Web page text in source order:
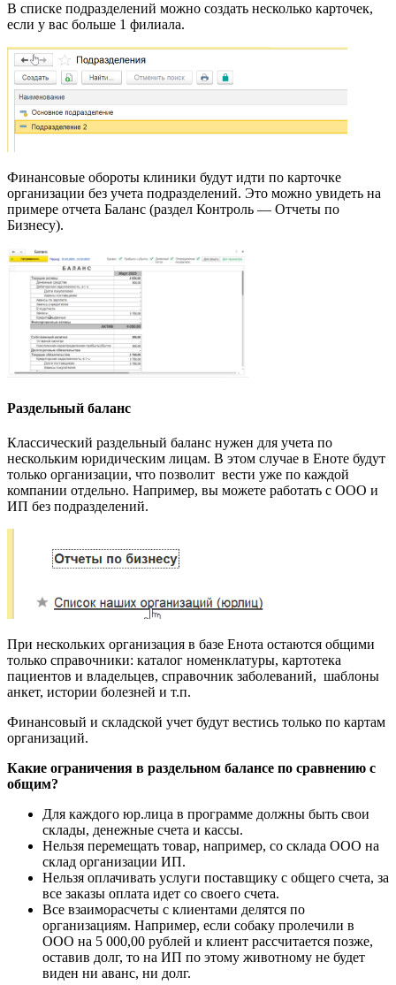
В списке подразделений можно создать несколько карточек,
если у вас больше 1 филиала.
Финансовые обороты клиники будут идти по карточке
организации без учета подразделений. Это можно увидеть на
примере отчета Баланс (раздел Контроль — Отчеты по
Бизнесу).
Раздельный баланс
Классический раздельный баланс нужен для учета по
нескольким юридическим лицам. В этом случае в Еноте будут
только организации, что позволит вести уже по каждой
компании отдельно. Например, вы можете работать с ООО и
ИП без подразделений.
При нескольких организация в базе Енота остаются общими
только справочники: каталог номенклатуры, картотека
пациентов и владельцев, справочник заболеваний, шаблоны
анкет, истории болезней и т.п.
Финансовый и складской учет будут вестись только по картам
организаций.
Какие ограничения в раздельном балансе по сравнению с
общим?
Для каждого юр.лица в программе должны быть свои
склады, денежные счета и кассы.
Нельзя перемещать товар, например, со склада ООО на
склад организации ИП.
Нельзя оплачивать услуги поставщику с общего счета, за
все заказы оплата идет со своего счета.
Все взаиморасчеты с клиентами делятся по
организациям. Например, если собаку пролечили в
ООО на 5 000,00 рублей и клиент рассчитается позже,
оставив долг, то на ИП по этому животному не будет
виден ни аванс, ни долг.